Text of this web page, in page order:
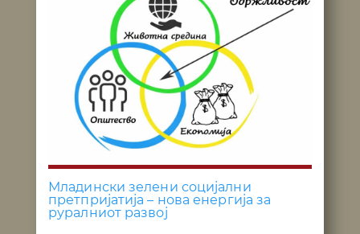
Младински зелени социјални
претпријатија – нова енергија за
руралниот развој